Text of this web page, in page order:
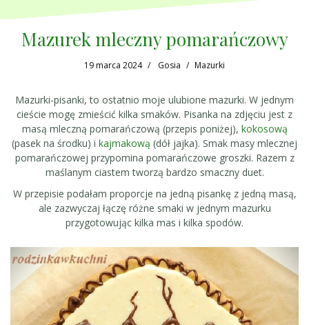
Mazurek mleczny pomarańczowy
19 marca 2024 Gosia Mazurki
Mazurki-pisanki, to ostatnio moje ulubione mazurki. W jednym
cieście mogę zmieścić kilka smaków. Pisanka na zdjęciu jest z
masą mleczną pomarańczową (przepis poniżej), kokosową
(pasek na środku) i kajmakową (dół jajka). Smak masy mlecznej
pomarańczowej przypomina pomarańczowe groszki. Razem z
maślanym ciastem tworzą bardzo smaczny duet.
W przepisie podałam proporcje na jedną pisankę z jedną masą,
ale zazwyczaj łączę różne smaki w jednym mazurku
przygotowując kilka mas i kilka spodów.